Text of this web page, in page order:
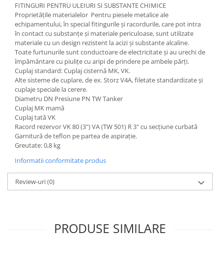
FITINGURI PENTRU ULEIURI SI SUBSTANTE CHIMICE
Proprietățile materialelor Pentru piesele metalice ale
echipamentului, în special fitingurile și racordurile, care pot intra
în contact cu substanțe și materiale periculoase, sunt utilizate
materiale cu un design rezistent la acizi și substante alcaline.
Toate furtunurile sunt conductoare de electricitate și au urechi de
împământare cu piulițe cu aripi de prindere pe ambele părți.
Cuplaj standard: Cuplaj cisternă MK, VK.
Alte sisteme de cuplare, de ex. Storz V4A, filetate standardizate și
cuplaje speciale la cerere.
Diametru DN Presiune PN TW Tanker
Cuplaj MK mamă
Cuplaj tată VK
Racord rezervor VK 80 (3") VA (TW 501) R 3" cu secțiune curbată
Garnitură de teflon pe partea de aspirație.
Greutate: 0,8 kg
Informatii conformitate produs
Review-uri(0)
PRODUSE SIMILARE